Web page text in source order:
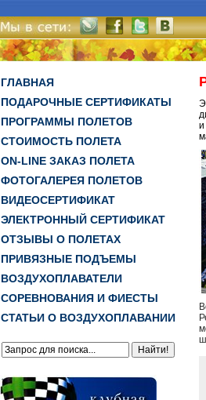
ГЛАВНАЯ
ПОДАРОЧНЫЕ СЕРТИФИКАТЫ
ПРОГРАММЫ ПОЛЕТОВ
СТОИМОСТЬ ПОЛЕТА
ON-LINE ЗАКАЗ ПОЛЕТА
ФОТОГАЛЕРЕЯ ПОЛЕТОВ
ВИДЕОСЕРТИФИКАТ
ЭЛЕКТРОННЫЙ СЕРТИФИКАТ
ОТЗЫВЫ О ПОЛЕТАХ
ПРИВЯЗНЫЕ ПОДЪЕМЫ
ВОЗДУХОПЛАВАТЕЛИ
СОРЕВНОВАНИЯ И ФИЕСТЫ
СТАТЬИ О ВОЗДУХОПЛАВАНИИ
и